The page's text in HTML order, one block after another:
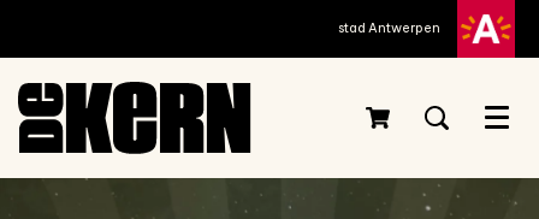
stad Antwerpen
Menu